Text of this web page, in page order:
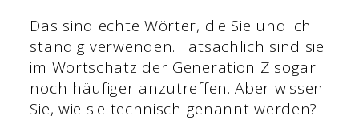
Das sind echte Wörter, die Sie und ich
ständig verwenden. Tatsächlich sind sie
im Wortschatz der Generation Z sogar
noch häufiger anzutreffen. Aber wissen
Sie, wie sie technisch genannt werden?